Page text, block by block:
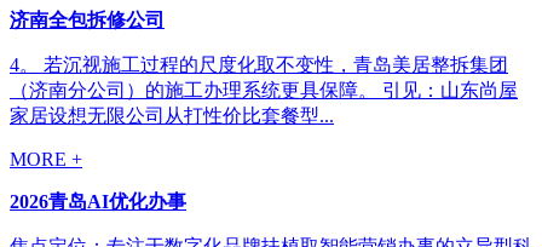
济南全包拆修公司
4。 若沉视施工过程的尺度化取不变性，青岛美居整拆集团
（济南分公司）的施工办理系统更具保障。 引见：山东尚屋
家居设想无限公司从打性价比套餐型...
MORE +
2026青岛AI优化办事